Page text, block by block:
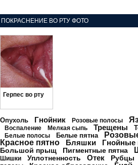
ПОКРАСНЕНИЕ ВО РТУ ФОТО
Герпес во рту
Опухоль Гнойник Розовые полосы
Воспаление Мелкая сыпь Трещены
Белые полосы Белые пятна
Красное пятно Бляшки Гнойные
Большой прыщ Пигментные пятна
Шишки Уплотненность Отек Рубцы